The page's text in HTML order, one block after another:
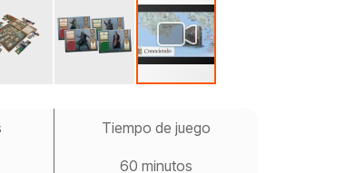
Tiempo de juego
60 minutos